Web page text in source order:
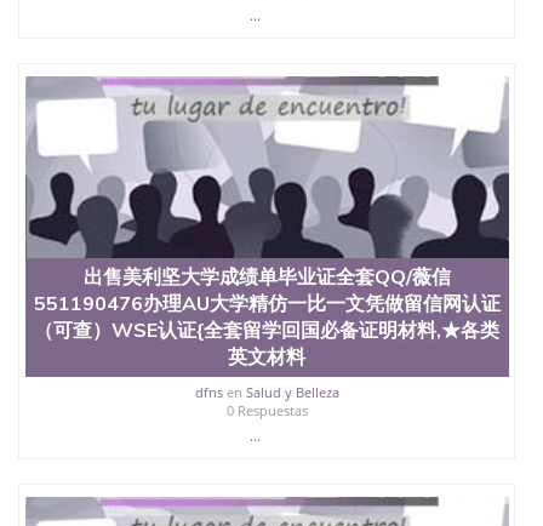
University）圣何塞州立大学（San Jose State
University）圣何塞州立大学（San Jose State
University）圣何塞州立大学（San Jose State
University）圣何塞州立大学学位证（San Jose State
University）圣何塞州立大学学位证（San Jose State
University）圣何塞州立大学学位证（San Jose State
University）圣何塞州立大学（San Jose State
University）圣何塞州立大学（San Jose State
University）圣何塞州立大学（San Jose State
University）圣何塞州立大学（San Jose State
University）圣何塞州立大学学位证（San Jose State
University）圣何塞州立大学学位证（San Jose State
University）圣何塞州立大学结业证（San Jose State
University）圣何塞州立大学结业证（San Jose State
University）圣何塞州立大学结业证（San Jose State
University）圣何塞州立大学学位证（San Jose State
University）圣何塞州立大学学位证（San Jose State
State University）圣何塞州立大学学历证书（San
Jose State University）圣何塞州立大学学历证书
...
出售美利坚大学成绩单毕业证全套QQ/薇信
551190476办理AU大学精仿一比一文凭做留信网认证
（可查）WSE认证{全套留学回国必备证明材料,★各类
英文材料
dfnsen Salud y Belleza
0 Respuestas
...